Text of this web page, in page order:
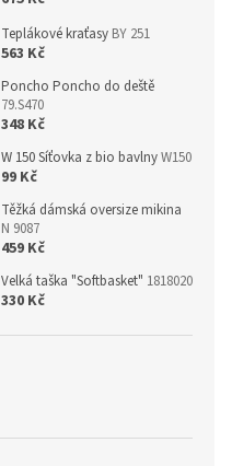
Teplákové kraťasy BY 251
563 Kč
Poncho Poncho do deště
79.S470
348 Kč
W 150 Síťovka z bio bavlnyW150
99 Kč
Těžká dámská oversize mikina
N 9087
459 Kč
Velká taška "Softbasket" 1818020
330 Kč